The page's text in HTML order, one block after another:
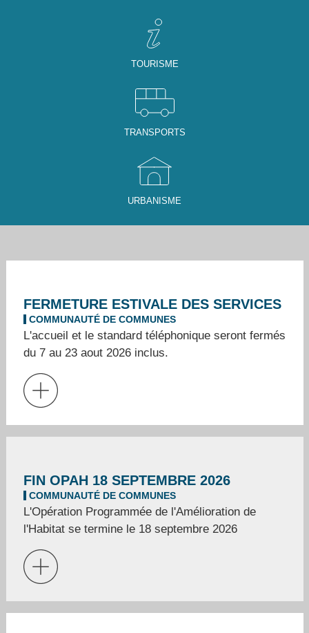
TOURISME
TRANSPORTS
URBANISME
FERMETURE ESTIVALE DES SERVICES
COMMUNAUTÉ DE COMMUNES
L'accueil et le standard téléphonique seront fermés
du 7 au 23 aout 2026 inclus.
FIN OPAH 18 SEPTEMBRE 2026
COMMUNAUTÉ DE COMMUNES
L'Opération Programmée de l'Amélioration de
l'Habitat se termine le 18 septembre 2026